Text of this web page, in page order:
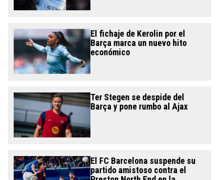
El fichaje de Kerolin por el
Barça marca un nuevo hito
económico
Ter Stegen se despide del
Barça y pone rumbo al Ajax
El FC Barcelona suspende su
partido amistoso contra el